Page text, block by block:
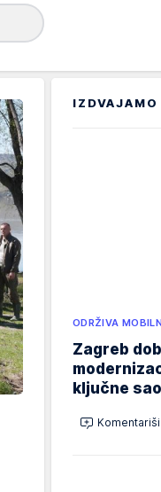
IZDVAJAMO
ODRŽIVA
Zagreb
ključne
Komentariši